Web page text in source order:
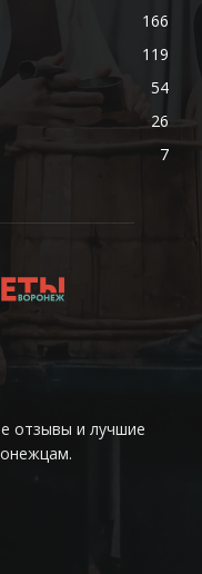
166
119
54
26
7
отзывы и лучшие